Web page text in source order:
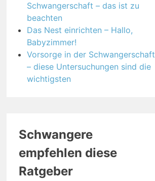
Schwangerschaft – das ist zu
beachten
Das Nest einrichten – Hallo,
Babyzimmer!
Vorsorge in der Schwangerschaft
– diese Untersuchungen sind die
wichtigsten
Schwangere
empfehlen diese
Ratgeber